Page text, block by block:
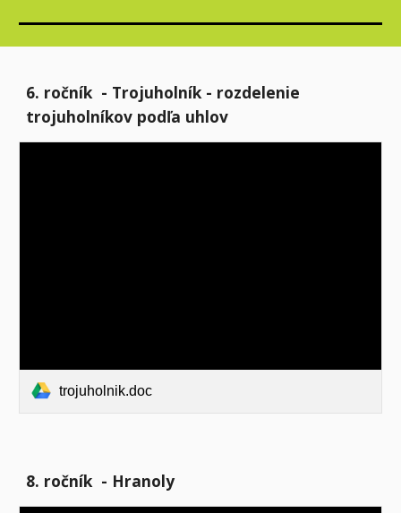
6. ročník - Trojuholník - rozdelenie
trojuholníkov podľa uhlov
trojuholnik.doc
8. ročník - Hranoly